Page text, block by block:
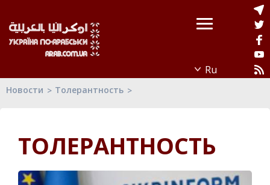
Новости Толерантность
ТОЛЕРАНТНОСТЬ